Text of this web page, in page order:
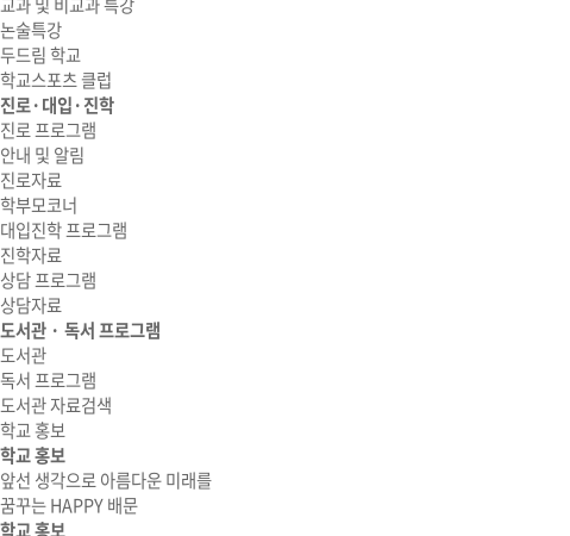
논술특강
두드림 학교
학교스포츠 클럽
진로·대입·진학
진로 프로그램
안내 및 알림
진로자료
학부모코너
대입진학 프로그램
진학자료
상담 프로그램
상담자료
도서관 · 독서 프로그램
도서관
독서 프로그램
도서관 자료검색
학교 홍보
학교 홍보
앞선 생각으로 아름다운 미래를
꿈꾸는 HAPPY 배문
학교 홍보